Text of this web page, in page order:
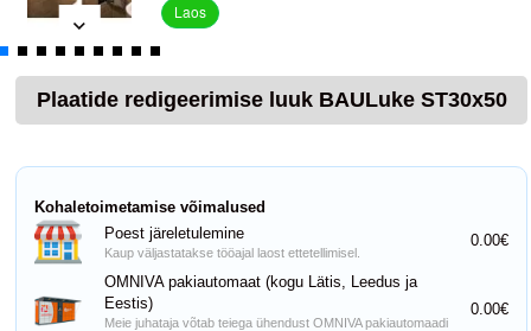
Laos
Plaatide redigeerimise luuk BAULuke ST30x50
Kohaletoimetamise võimalused
Poest järeletulemine
Kaup väljastatakse tööajal laost ettetellimisel.
0.00€
OMNIVA pakiautomaat (kogu Lätis, Leedus ja
Eestis)
Meie juhataja võtab teiega ühendust OMNIVA pakiautomaadi
0.00€